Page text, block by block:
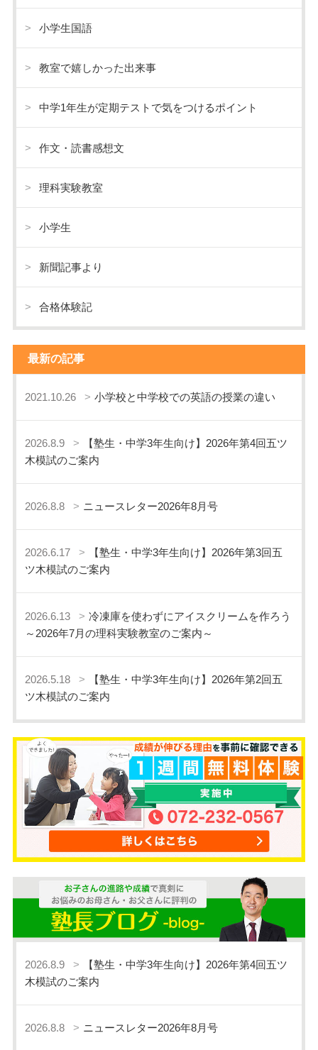
小学生国語
教室で嬉しかった出来事
中学1年生が定期テストで気をつけるポイント
作文・読書感想文
理科実験教室
小学生
新聞記事より
合格体験記
最新の記事
2021.10.26 小学校と中学校での英語の授業の違い
2026.8.9
【塾生・中学3年生向け】2026年第4回五ツ
木模試のご案内
2026.8.8 ニュースレター2026年8月号
2026.6.17
【塾生・中学3年生向け】2026年第3回五
ツ木模試のご案内
2026.6.13
冷凍庫を使わずにアイスクリームを作ろう
～2026年7月の理科実験教室のご案内～
2026.5.18
【塾生・中学3年生向け】2026年第2回五
ツ木模試のご案内
2026.8.9
【塾生・中学3年生向け】2026年第4回五ツ
木模試のご案内
2026.8.8 ニュースレター2026年8月号